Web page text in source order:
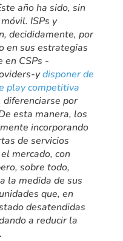
año ha sido, sin
ISPs y
decididamente, por
en sus estrategias
en CSPs -
ydisponer de
play competitiva
por
esta manera, los
incorporando
de servicios
mercado, con
sobre todo,
la medida de sus
que, en
desatendidas
a reducir la